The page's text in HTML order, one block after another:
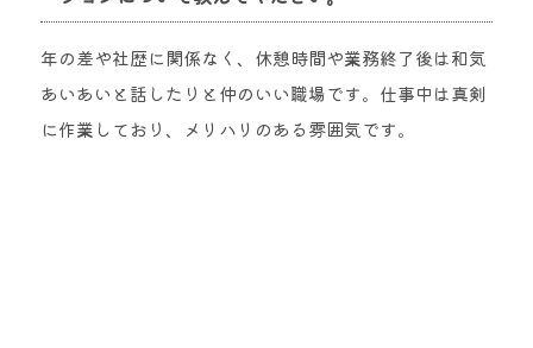
年の差や社歴に関係なく、休憩時間や業務終了後は和気
あいあいと話したりと仲のいい職場です。仕事中は真剣
に作業しており、メリハリのある雰囲気です。